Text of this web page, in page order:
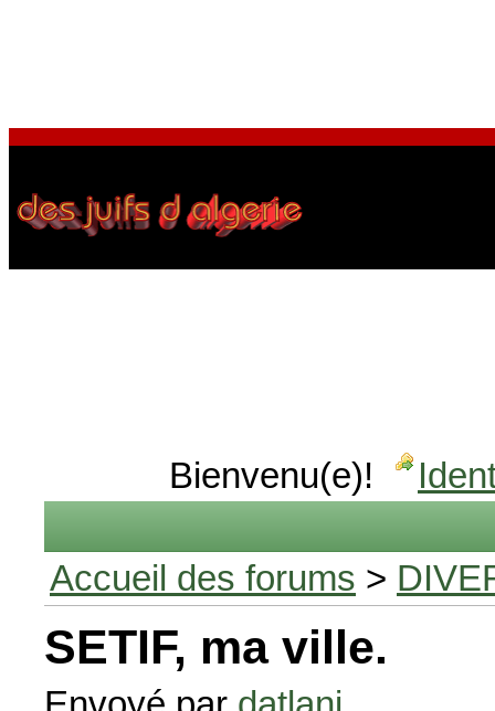
Bienvenu(e)!
Accueil des forums >
SETIF, ma ville.